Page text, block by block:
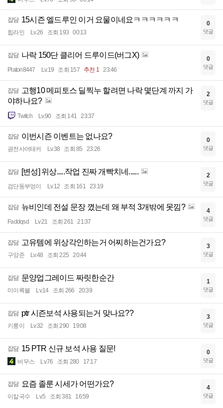
잡담 15시즌 엘드루인 이거 요물이네요ㅋㅋㅋㅋㅋㅋ
힙라인 Lv.26 조회 193 00:13
0
댓글
잡담 나락 150단 클리어 드루이드(버그X)
Platon8447 Lv.19 조회 157 추천 1 23:46
0
댓글
잡담 고행10 메피토스 딜찍누 할려면 나락 몇단계 까지 가
야하나요?
Twitch Lv.90 조회 141 23:37
2
댓글
잡담 이번시즌 이벤트는 없나요?
광전사어태커 Lv.38 조회 85 23:26
0
댓글
잡담 [변성] 위상.....작업 진짜 개빡치네......
검단동부엉이 Lv.12 조회 161 23:19
2
댓글
잡담 뉴비인데 전설 문장 꼈는데 왜 부적 3개밖에 못낌?
Faddqsd Lv.21 조회 261 21:37
4
댓글
잡담 고유템에 위상각인하는거 어찌하는건가요?
구양준 Lv.48 조회 225 20:44
3
댓글
잡담 문양업그레이드 짜릿한순간
미이륵블 Lv.14 조회 266 20:39
1
댓글
잡담 ptr 시즌보석 사용되는거 맞나요??
키룽이 Lv.32 조회 290 19:08
3
댓글
잡담 15 PTR 신규 보석 사용 질문!
버무스 Lv.76 조회 280 17:17
0
댓글
잡담 요즘 졸룬 시세가 어떤가요?
이칼국수 Lv.5 조회 381 16:59
4
댓글